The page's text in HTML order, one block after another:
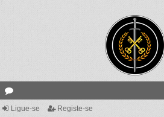
ór Ligue-se Registe-se